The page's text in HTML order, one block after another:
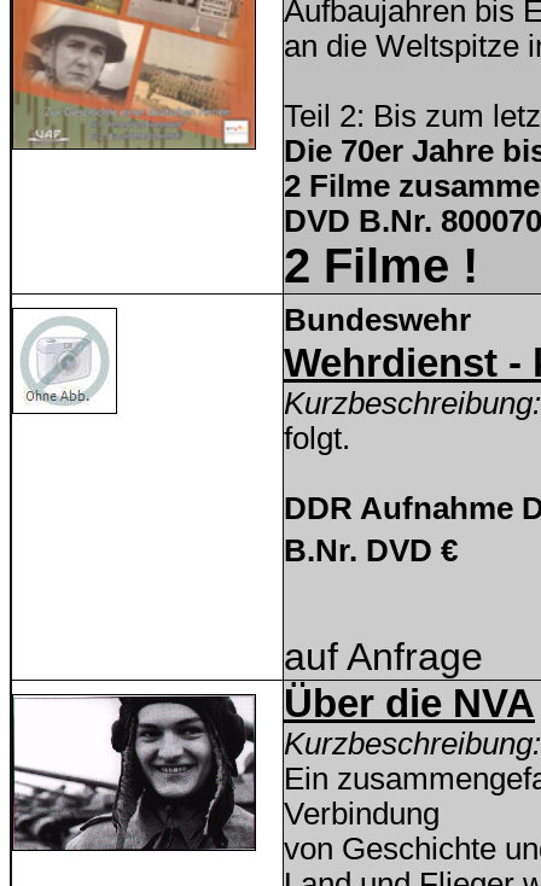
Aufbaujahren bis
an die Weltspitze
Teil 2: Bis zum
Die 70er Jahre
2 Filme
DVD B.Nr.
2 Filme !
Bundeswehr
Wehrdienst -
Kurzbeschreibung:
folgt.
DDR Aufnahme
B.Nr. DVD €
auf Anfrage
Über die NVA
Kurzbeschreibung:
Ein
Verbindung
von Geschichte